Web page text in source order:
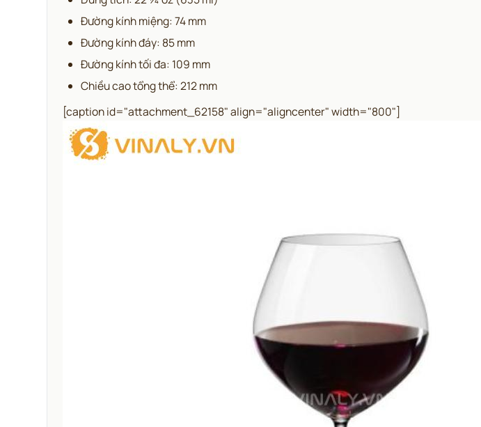
Đường kính miệng: 74 mm
Đường kính đáy: 85 mm
Đường kính tối đa: 109 mm
Chiều cao tổng thể: 212 mm
[caption id="attachment_62158" align="aligncenter" width="800"]